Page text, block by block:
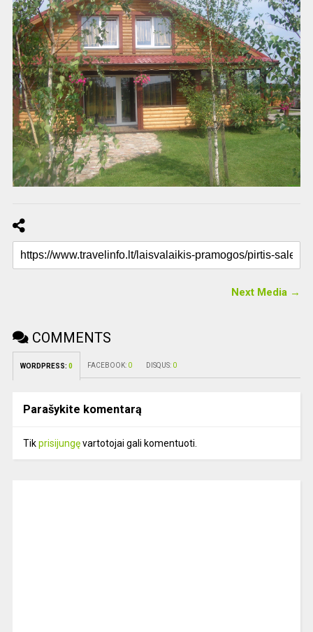
Next Media →
COMMENTS
WORDPRESS: 0 FACEBOOK: 0 DISQUS: 0
Parašykite komentarą
Tikprisijungęvartotojai gali komentuoti.